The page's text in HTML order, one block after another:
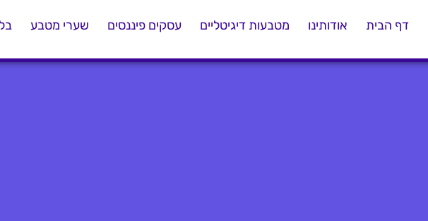
דף הבית אודותינו מטבעות דיגיטליים עסקים פיננסים שערי מטבע